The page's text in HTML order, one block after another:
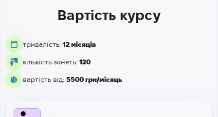
Вартість курсу
тривалість: 12 місяців
кількість занять: 120
вартість від: 5500 грн/місяць